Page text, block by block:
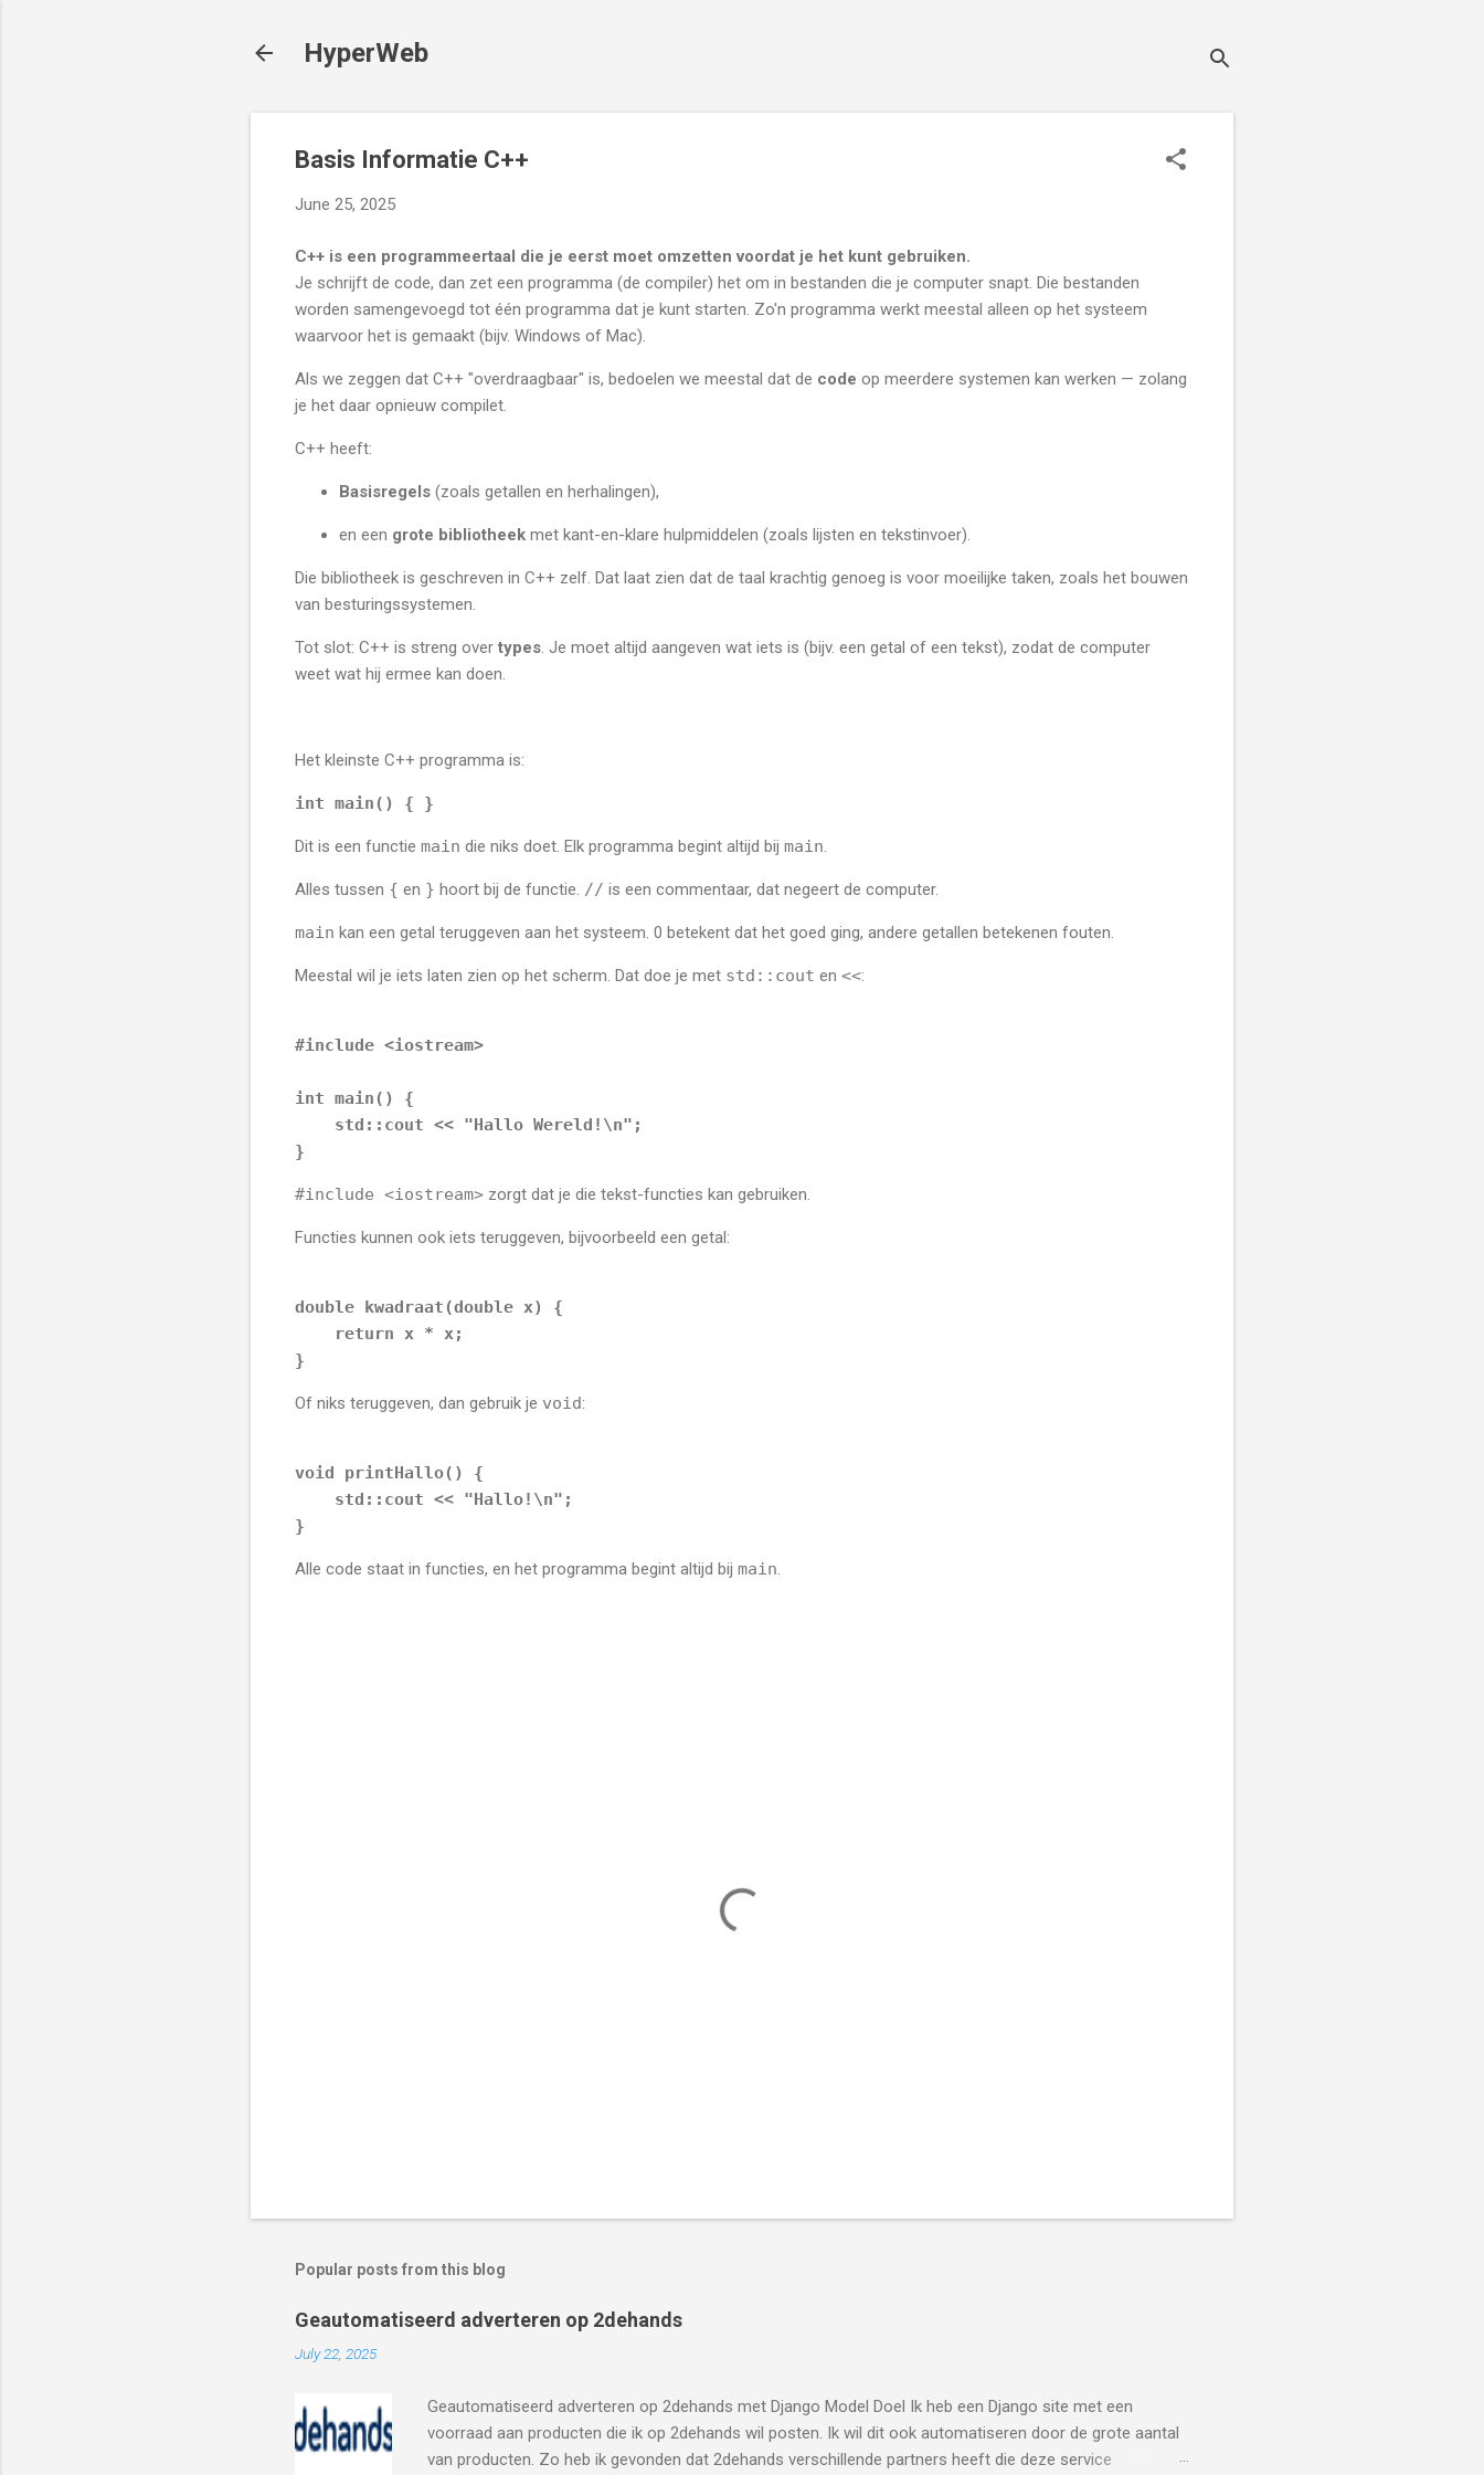
HyperWeb
Basis Informatie C++
June 25, 2025
C++ is een programmeertaal die je eerst moet omzetten voordat je het kunt gebruiken.
Je schrijft de code, dan zet een programma (de compiler) het om in bestanden die je computer snapt. Die bestanden
worden samengevoegd tot één programma dat je kunt starten. Zo'n programma werkt meestal alleen op het systeem
waarvoor het is gemaakt (bijv. Windows of Mac).
Als we zeggen dat C++ "overdraagbaar" is, bedoelen we meestal dat de code op meerdere systemen kan werken — zolang
je het daar opnieuw compilet.
C++ heeft:
Basisregels (zoals getallen en herhalingen),
en een grote bibliotheek met kant-en-klare hulpmiddelen (zoals lijsten en tekstinvoer).
Die bibliotheek is geschreven in C++ zelf. Dat laat zien dat de taal krachtig genoeg is voor moeilijke taken, zoals het bouwen
van besturingssystemen.
Tot slot: C++ is streng over types . Je moet altijd aangeven wat iets is (bijv. een getal of een tekst), zodat de computer
weet wat hij ermee kan doen.
Het kleinste C++ programma is:
int main () { }
Dit is een functie main die niks doet. Elk programma begint altijd bij main
Alles tussen { en } hoort bij de functie. // is een commentaar, dat negeert de computer.
main kan een getal teruggeven aan het systeem. 0 betekent dat het goed ging, andere getallen betekenen fouten.
Meestal wil je iets laten zien op het scherm. Dat doe je met std::cout en <<:
#include <iostream>
int main ()
{
    std::cout <<
"Hallo Wereld!\n" ;
}
#include <iostream> zorgt dat je die tekst-functies kan gebruiken.
Functies kunnen ook iets teruggeven, bijvoorbeeld een getal:
double kwadraat (double x) {
return x * x;
}
Of niks teruggeven, dan gebruik je void:
void printHallo()
{
    std::cout <<
"Hallo!\n" ;
}
Alle code staat in functies, en het programma begint altijd bij main
Popular posts from this blog
Geautomatiseerd adverteren op 2dehands
July 22, 2025
Geautomatiseerd adverteren op 2dehands met Django Model Doel Ik heb een Django site met een
voorraad aan producten die ik op 2dehands wil posten. Ik wil dit ook automatiseren door de grote aantal
van producten. Zo heb ik gevonden dat 2dehands verschillende partners heeft die deze service